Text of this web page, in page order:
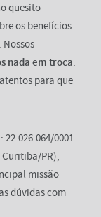
quesito
os benefícios
nada em troca.
para que
0001-
Curitiba/PR),
missão
dúvidas com